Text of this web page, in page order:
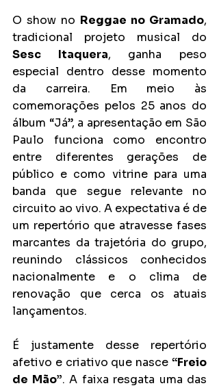
O show no Reggae no Gramado,
Sesc Itaquera, ganha peso
especial dentro desse momento
da carreira. Em meio às
comemorações pelos 25 anos do
álbum “Já”, a apresentação em São
Paulo funciona como encontro
entre diferentes gerações de
público e como vitrine para uma
banda que segue relevante no
circuito ao vivo. A expectativa é de
um repertório que atravesse fases
marcantes da trajetória do grupo,
reunindo clássicos conhecidos
nacionalmente e o clima de
renovação que cerca os atuais
lançamentos.
É justamente desse repertório
afetivo e criativo que nasce “Freio
de Mão”. A faixa resgata uma das